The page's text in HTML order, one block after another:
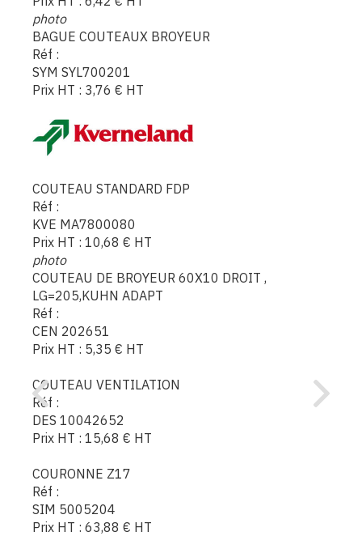
photo
BAGUE COUTEAUX BROYEUR
Réf :
SYM SYL700201
Prix HT : 3,76 € HT
COUTEAU STANDARD FDP
Réf :
KVE MA7800080
Prix HT : 10,68 € HT
photo
COUTEAU DE BROYEUR 60X10 DROIT ,
LG=205,KUHN ADAPT
Réf :
CEN 202651
Prix HT : 5,35 € HT
COUTEAU VENTILATION
Réf :
DES 10042652
Prix HT : 15,68 € HT
COURONNE Z17
Réf :
SIM 5005204
Prix HT : 63,88 € HT